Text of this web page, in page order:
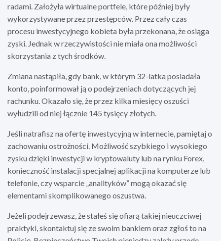
radami. Założyła wirtualne portfele, które później były
wykorzystywane przez przestępców. Przez cały czas
procesu inwestycyjnego kobieta była przekonana, że osiąga
zyski. Jednak w rzeczywistości nie miała ona możliwości
skorzystania z tych środków.
Zmiana nastąpiła, gdy bank, w którym 32-latka posiadała
konto, poinformował ją o podejrzeniach dotyczących jej
rachunku. Okazało się, że przez kilka miesięcy oszuści
wyłudzili od niej łącznie 145 tysięcy złotych.
Jeśli natrafisz na ofertę inwestycyjną w internecie, pamiętaj o
zachowaniu ostrożności. Możliwość szybkiego i wysokiego
zysku dzięki inwestycji w kryptowaluty lub na rynku Forex,
konieczność instalacji specjalnej aplikacji na komputerze lub
telefonie, czy wsparcie „analityków” mogą okazać się
elementami skomplikowanego oszustwa.
Jeżeli podejrzewasz, że stałeś się ofiarą takiej nieuczciwej
praktyki, skontaktuj się ze swoim bankiem oraz zgłoś to na